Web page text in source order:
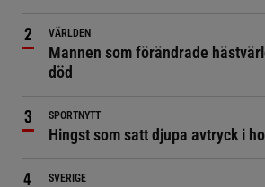
VÄRLDEN
Mannen som förändrade
död
SPORTNYTT
Hingst som satt djupa avtryck i
SVERIGE